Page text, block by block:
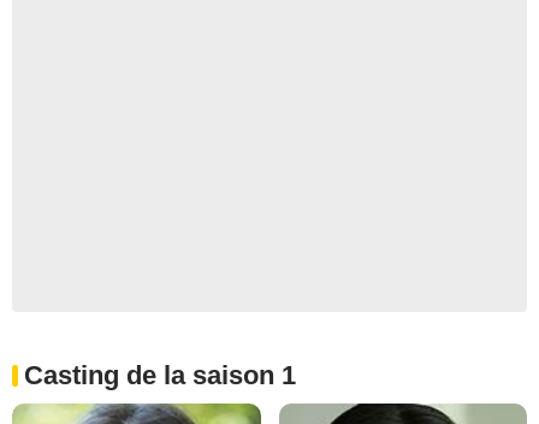
Casting de la saison 1